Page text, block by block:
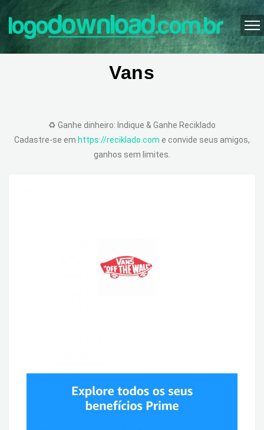
Vans
♻️ Ganhe dinheiro: Indique & Ganhe Reciklado
Cadastre-se em https://reciklado.com e convide seus amigos,
ganhos sem limites.